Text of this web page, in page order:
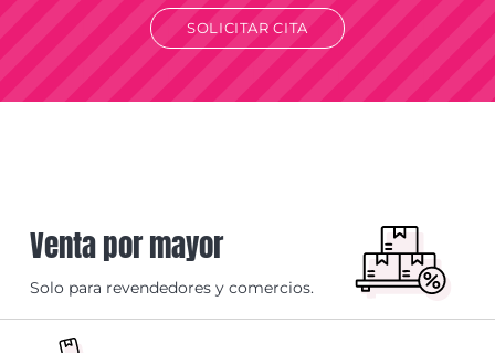
SOLICITAR CITA
Venta por mayor
Solo para revendedores y comercios.